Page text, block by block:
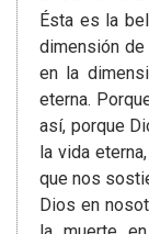
Ésta es la
dimensión de
en la
eterna.
así, porque
la vida
que nos
Dios en